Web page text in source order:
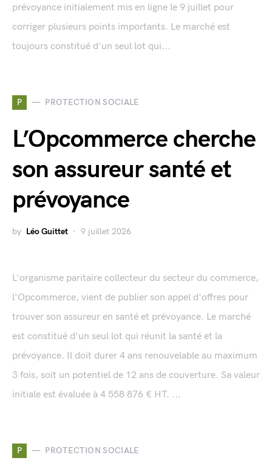
prévoyance initialement mis en ligne le 9 juillet pour
corriger plusieurs points importants. Le marché est
toujours constitué d'un seul lot qui...
P PROTECTION SOCIALE
L’Opcommerce cherche
son assureur santé et
prévoyance
by Léo Guittet 9 juillet 2026
L'organisme paritaire collecteur du secteur du commerce,
l'Opcommerce, vient de publier son appel d'offres pour
trouver son assureur en santé et prévoyance. Le marché
est constitué d'un seul lot qui réunit la santé et la
prévoyance. Il doit durer 4 ans renouvelable au maximum
3 fois, soit un potentiel de 12 ans de couverture. Sa valeur
initiale est évaluée à 4 558 876 € HT. ...
P PROTECTION SOCIALE